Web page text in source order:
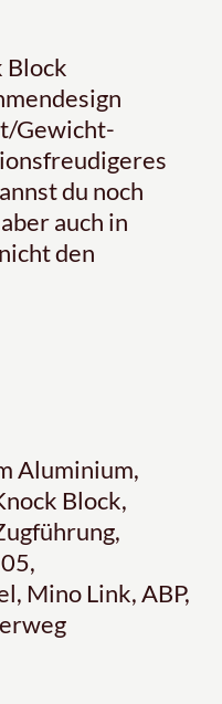
Block
Gewicht-
du noch
auch in
den
Aluminium,
Block,
Mino Link, ABP,